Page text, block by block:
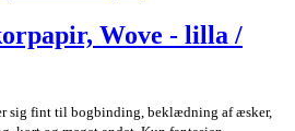
Wove - lilla /
sig fint til bogbinding, beklædning af æsker,